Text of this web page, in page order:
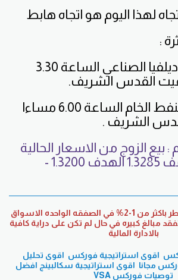
لهذا اليوم هو اتجاه هابط
:
مؤشر فيلاديلفيا الصناعي الساعة 3.30
القدس الشريف.
مخزونات النفط الخام الساعة 6.00 مساءا
الشريف .
: بيع الزوج من الاسعار الحالية
1.3245 الوقف 1.3285 الهدف 1.3200 -
اخلاء مسؤولية : لاتخاطر باكثر من 1-2% في الصفقه الواحده الاسواق
مبالغ كبيره في حال لم تكن على دراية كافية
بالادارة المالية
اقوى استراتيجية فوركس اقوى تحليل
مجانا اقوى استراتيجية سكالبينج افضل
توصيات فوركس VSA